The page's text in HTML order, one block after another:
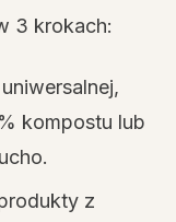
3 krokach:
kompostu lub
z